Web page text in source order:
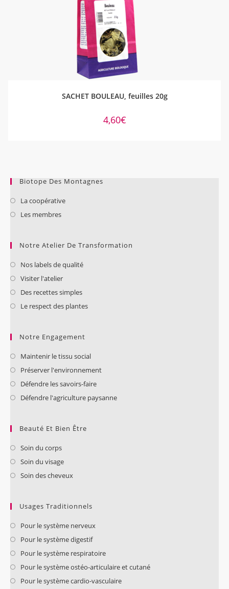
SACHET BOULEAU, feuilles 20g
4,60€
Biotope Des Montagnes
La coopérative
Les membres
Notre Atelier De Transformation
Nos labels de qualité
Visiter l'atelier
Des recettes simples
Le respect des plantes
Notre Engagement
Maintenir le tissu social
Préserver l'environnement
Défendre les savoirs-faire
Défendre l'agriculture paysanne
Beauté Et Bien Être
Soin du corps
Soin du visage
Soin des cheveux
Usages Traditionnels
Pour le système nerveux
Pour le système digestif
Pour le système respiratoire
Pour le système ostéo-articulaire et cutané
Pour le système cardio-vasculaire